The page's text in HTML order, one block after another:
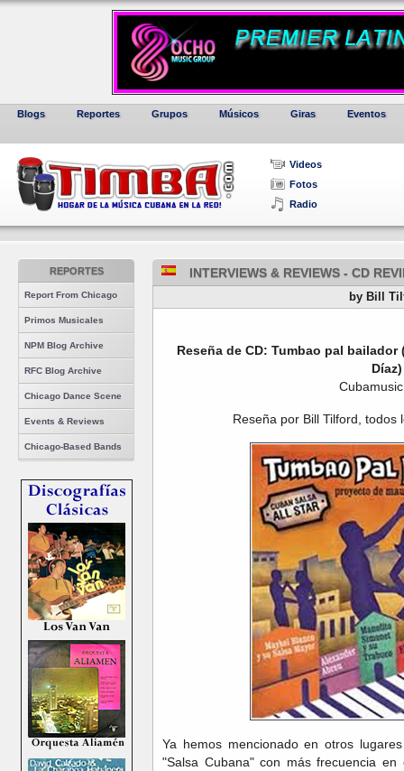
Blogs Reportes Grupos Músicos Giras Eventos
Videos
Fotos
Radio
REPORTES
Report From Chicago
Primos Musicales
NPM Blog Archive
RFC Blog Archive
Chicago Dance Scene
Events & Reviews
Chicago-Based Bands
INTERVIEWS & REVIEWS - CD
by Bill
Reseña de CD: Tumbao pal
Díaz)
Cubamusic
Reseña por Bill Tilford, todos
Ya hemos mencionado en otros
"Salsa Cubana" con más frecuencia